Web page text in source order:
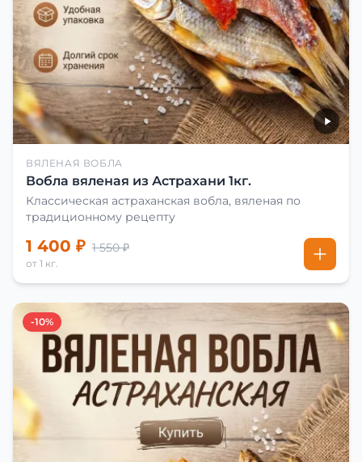
ВЯЛЕНАЯ ВОБЛА
Вобла вяленая из Астрахани 1кг.
Классическая астраханская вобла, вяленая по
традиционному рецепту
1 400 ₽ 1 550 ₽
от 1 кг.
-10%